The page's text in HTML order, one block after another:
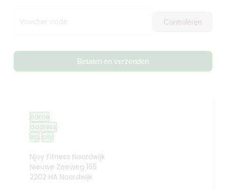
Voucher code Controleren
Betalen en verzenden
name
address
zip city
Njoy Fitness Noordwijk
Nieuwe Zeeweg 165
2202 HA Noordwijk